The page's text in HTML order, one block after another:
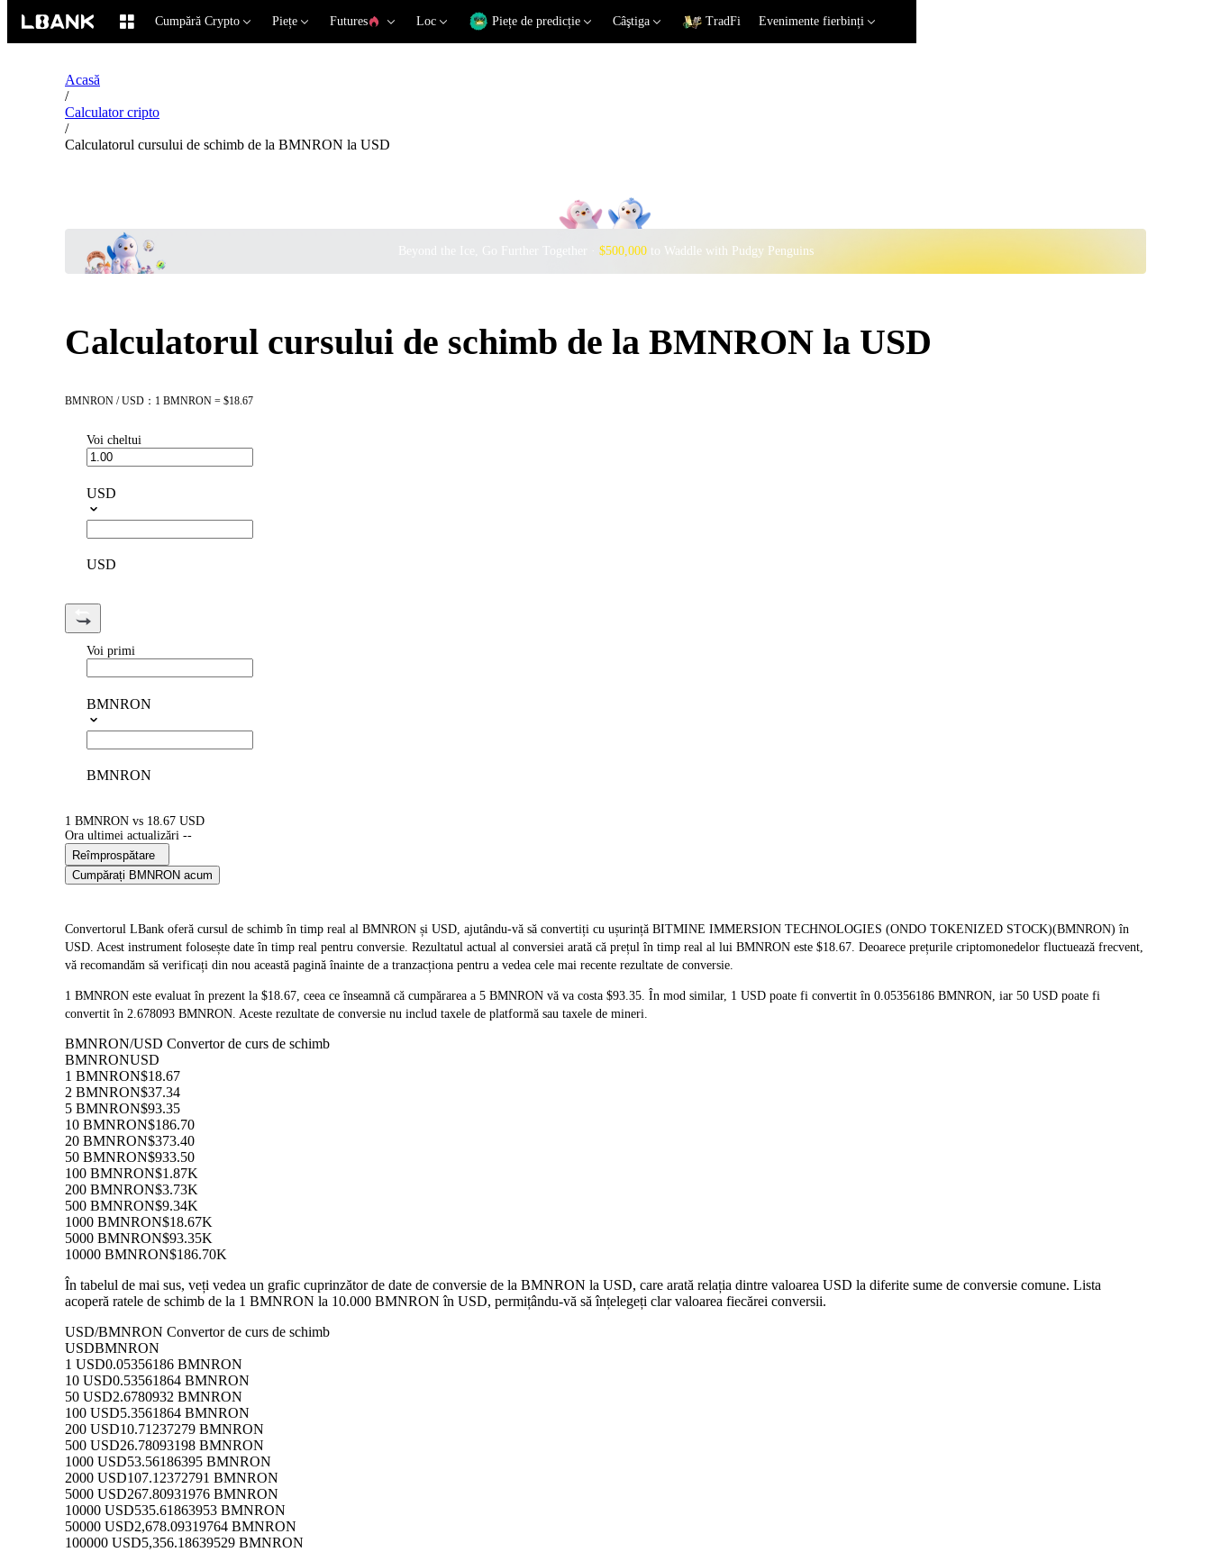
Cumpără Crypto Piețe Futures Loc Piețe de predicție Câştiga TradFi Evenimente fierbinți
Acasă
/
Calculator cripto
/
Calculatorul cursului de schimb de la BMNRON la USD
Beyond the Ice, Go Further Together · $500,000to Waddle with Pudgy Penguins
Calculatorul cursului de schimb de la BMNRON la USD
BMNRON / USD：1 BMNRON = $18.67
Voi cheltui
USD
USD
Voi primi
BMNRON
BMNRON
1 BMNRON vs 18.67 USD
Ora ultimei actualizări --
Reîmprospătare
Cumpărați BMNRON acum
Convertorul LBank oferă cursul de schimb în timp real al BMNRON și USD, ajutându-vă să convertiți cu ușurință BITMINE IMMERSION TECHNOLOGIES (ONDO TOKENIZED STOCK)(BMNRON) în
USD. Acest instrument folosește date în timp real pentru conversie. Rezultatul actual al conversiei arată că prețul în timp real al lui BMNRON este $18.67. Deoarece prețurile criptomonedelor fluctuează frecvent,
vă recomandăm să verificați din nou această pagină înainte de a tranzacționa pentru a vedea cele mai recente rezultate de conversie.
1 BMNRON este evaluat în prezent la $18.67, ceea ce înseamnă că cumpărarea a 5 BMNRON vă va costa $93.35. În mod similar, 1 USD poate fi convertit în 0.05356186 BMNRON, iar 50 USD poate fi
convertit în 2.678093 BMNRON. Aceste rezultate de conversie nu includ taxele de platformă sau taxele de mineri.
BMNRON/USD Convertor de curs de schimb
BMNRONUSD
1 BMNRON$18.67
2 BMNRON$37.34
5 BMNRON$93.35
10 BMNRON$186.70
20 BMNRON$373.40
50 BMNRON$933.50
100 BMNRON$1.87K
200 BMNRON$3.73K
500 BMNRON$9.34K
1000 BMNRON$18.67K
5000 BMNRON$93.35K
10000 BMNRON$186.70K
În tabelul de mai sus, veți vedea un grafic cuprinzător de date de conversie de la BMNRON la USD, care arată relația dintre valoarea USD la diferite sume de conversie comune. Lista
acoperă ratele de schimb de la 1 BMNRON la 10.000 BMNRON în USD, permițându-vă să înțelegeți clar valoarea fiecărei conversii.
USD/BMNRON Convertor de curs de schimb
USDBMNRON
1 USD0.05356186 BMNRON
10 USD0.53561864 BMNRON
50 USD2.6780932 BMNRON
100 USD5.3561864 BMNRON
200 USD10.71237279 BMNRON
500 USD26.78093198 BMNRON
1000 USD53.56186395 BMNRON
2000 USD107.12372791 BMNRON
5000 USD267.80931976 BMNRON
10000 USD535.61863953 BMNRON
50000 USD2,678.09319764 BMNRON
100000 USD5,356.18639529 BMNRON